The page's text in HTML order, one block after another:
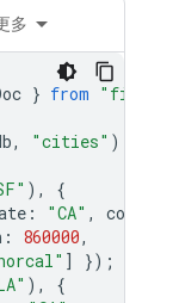
多
} from
, "cities" );
),
{
: "CA" ,
country
: 860000,
]
});
),
{